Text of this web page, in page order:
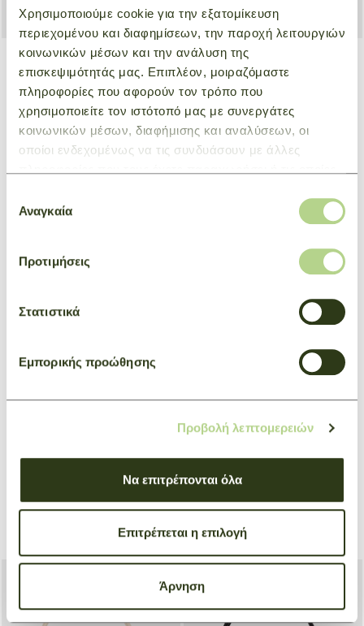
Χρησιμοποιούμε cookie για την εξατομίκευση
περιεχομένου και διαφημίσεων, την παροχή λειτουργιών
κοινωνικών μέσων και την ανάλυση της
επισκεψιμότητάς μας. Επιπλέον, μοιραζόμαστε
πληροφορίες που αφορούν τον τρόπο που
χρησιμοποιείτε τον ιστότοπό μας με συνεργάτες
κοινωνικών μέσων, διαφήμισης και αναλύσεων, οι
οποίοι ενδεχομένως να τις συνδυάσουν με άλλες
των υπηρεσιών τους.
συγκατάθεσης
Αναγκαία
Προτιμήσεις
Στατιστικά
Εμπορικής προώθησης
Προβολή λεπτομερειών
Να επιτρέπονται όλα
Επιτρέπεται η επιλογή
Άρνηση
Phone case Le Roseau
Natural
€ 235,00
Hobo bag M Le Roseau
Beige
€ 640,00
Hobo bag M Le Roseau